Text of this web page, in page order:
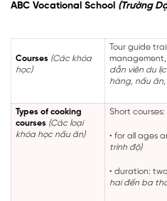
ABC Vocational School (Trường
Courses (Các khóa
học)
Tour guide
dẫn viên du
hàng, nấu ăn,
Types of cooking
courses (Các loại
khóa học nấu ăn)
Short courses:
• for all ages
trình độ)
• duration:
hai đến ba